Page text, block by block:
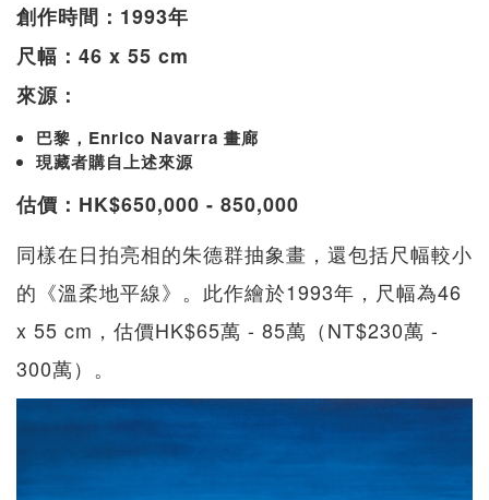
創作時間：1993年
尺幅：46 x 55 cm
來源：
巴黎，Enrico Navarra 畫廊
現藏者購自上述來源
估價：HK$650,000 - 850,000
同樣在日拍亮相的朱德群抽象畫，還包括尺幅較小
的《溫柔地平線》。此作繪於1993年，尺幅為46
x 55 cm，估價HK$65萬 - 85萬（NT$230萬 -
300萬）。